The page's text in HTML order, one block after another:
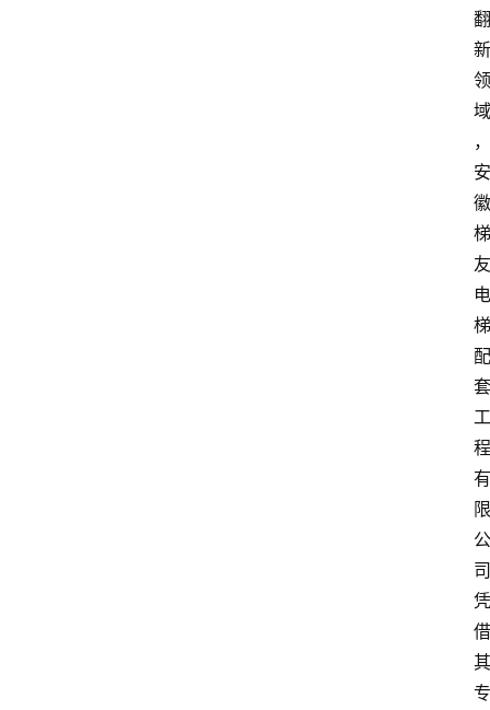
翻
新
领
域
，
安
徽
梯
友
电
梯
配
套
工
程
有
限
公
司
凭
借
其
专